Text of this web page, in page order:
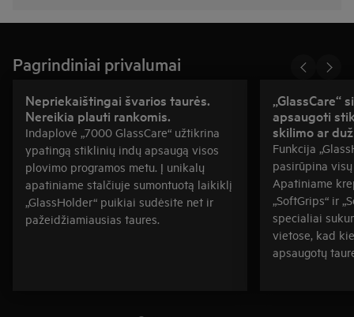
Pagrindiniai privalumai
Nepriekaištingai švarios taurės.
Nereikia plauti rankomis.
Indaplovė „7000 GlassCare“ užtikrina
ypatingą stiklinių indų apsaugą visos
plovimo programos metu. Į unikalų
apatiniame stalčiuje sumontuotą laikiklį
„GlassHolder“ puikiai sudėsite net ir
pažeidžiamiausias taures.
„GlassCare“
apsaugoti
skilimo ar
Funkcija
pasirūpina
Apatiniame
„SoftGrips“ ir
specialiai
vietose, kad
apsaugotų